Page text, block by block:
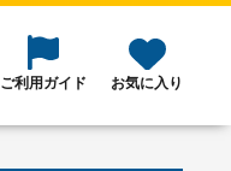
ご利用ガイド お気に入り